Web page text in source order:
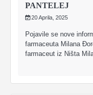
PANTELEJ
20 Aprila, 2025
Pojavile se nove
farmaceuta Milana
farmaceut iz Ništa